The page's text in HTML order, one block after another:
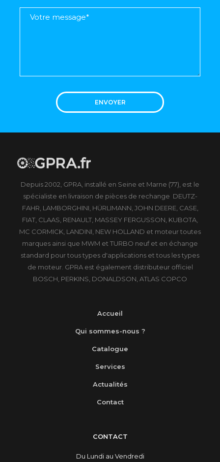
ENVOYER
Depuis 2002, GPRA, installé en Seine et Marne (77), est le
spécialiste en livraison de pièces de rechange DEUTZ-
FAHR, LAMBORGHINI, HÜRLIMANN, JOHN DEERE, CASE,
FIAT, CLAAS, RENAULT, MASSEY FERGUSSON, KUBOTA,
MC CORMICK, LANDINI, NEW HOLLAND et moteur toutes
marques ainsi que MWM et TURBO neuf et en échange
standard pour tous types d'applications et tous les types
de moteur. GPRA est également distributeur officiel
BOSCH, PERKINS, DONALDSON, ATLAS COPCO
Accueil
Qui sommes-nous ?
Catalogue
Services
Actualités
Contact
CONTACT
Du Lundi au Vendredi